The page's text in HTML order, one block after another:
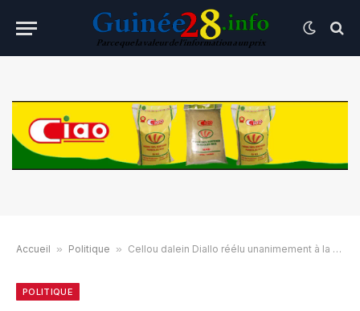
Accueil » Politique » Cellou dalein Diallo réélu unanimement à la tête de l’UFDG
POLITIQUE